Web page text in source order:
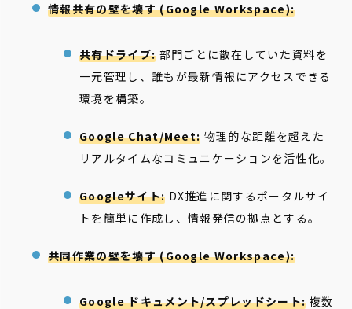
情報共有の壁を壊す (Google Workspace):
共有ドライブ: 部門ごとに散在していた資料を
一元管理し、誰もが最新情報にアクセスできる
環境を構築。
Google Chat/Meet: 物理的な距離を超えた
リアルタイムなコミュニケーションを活性化。
Googleサイト: DX推進に関するポータルサイ
トを簡単に作成し、情報発信の拠点とする。
共同作業の壁を壊す (Google Workspace):
Google ドキュメント/スプレッドシート: 複数